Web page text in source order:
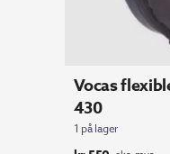
Vocas
430
1 på lager